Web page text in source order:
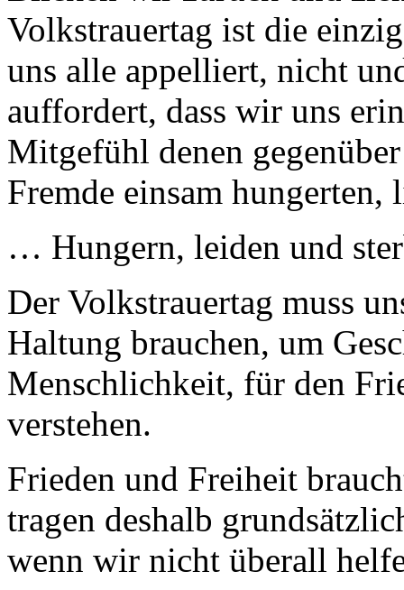
Volkstrauertag ist die
uns alle appelliert, nicht
auffordert, dass wir uns
Mitgefühl denen
Fremde einsam hungerten,
… Hungern, leiden und
Der Volkstrauertag muss
Haltung brauchen, um
Menschlichkeit, für den
verstehen.
Frieden und Freiheit
tragen deshalb
wenn wir nicht überall